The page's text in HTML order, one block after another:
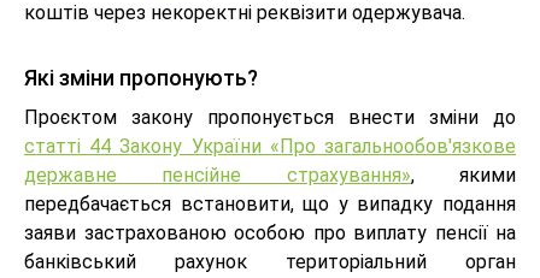
коштів через некоректні реквізити одержувача.
Які зміни пропонують?
Проєктом закону пропонується внести зміни до
статті 44 Закону України «Про загальнообов'язкове
державне пенсійне страхування», якими
передбачається встановити, що у випадку подання
заяви застрахованою особою про виплату пенсії на
банківський рахунок територіальний орган